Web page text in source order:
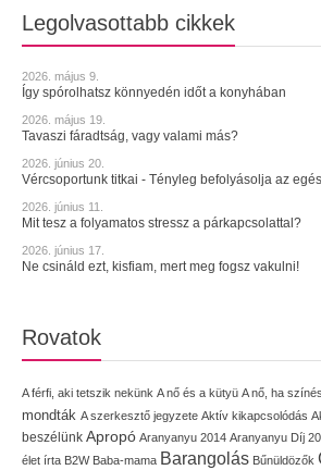
Legolvasottabb cikkek
2026. május 9.
Így spórolhatsz könnyedén időt a konyhában
2026. május 19.
Tavaszi fáradtság, vagy valami más?
2026. június 20.
Vércsoportunk titkai - Tényleg befolyásolja az
2026. június 11.
Mit tesz a folyamatos stressz a párkapcsolattal?
2026. június 17.
Ne csináld ezt, kisfiam, mert meg fogsz vakulni!
Rovatok
A férfi, aki tetszik nekünk A nő és a kütyü A nő, ha
mondták A szerkesztő jegyzete Aktív kikapcsolódás
beszélünk Apropó Aranyanyu 2014 Aranyanyu Díj
élet írta B2W Baba-mama Barangolás Bűnüldözők